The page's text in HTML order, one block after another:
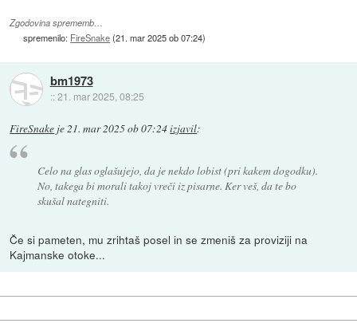
Zgodovina sprememb…
spremenilo: FireSnake(21. mar 2025 ob 07:24)
bm1973
::21. mar 2025, 08:25
FireSnake je21. mar 2025 ob 07:24izjavil:
Celo na glas oglašujejo, da je nekdo lobist (pri kakem dogodku).
No, takega bi morali takoj vreči iz pisarne. Ker veš, da te bo
skušal nategniti.
Če si pameten, mu zrihtaš posel in se zmeniš za proviziji na
Kajmanske otoke...